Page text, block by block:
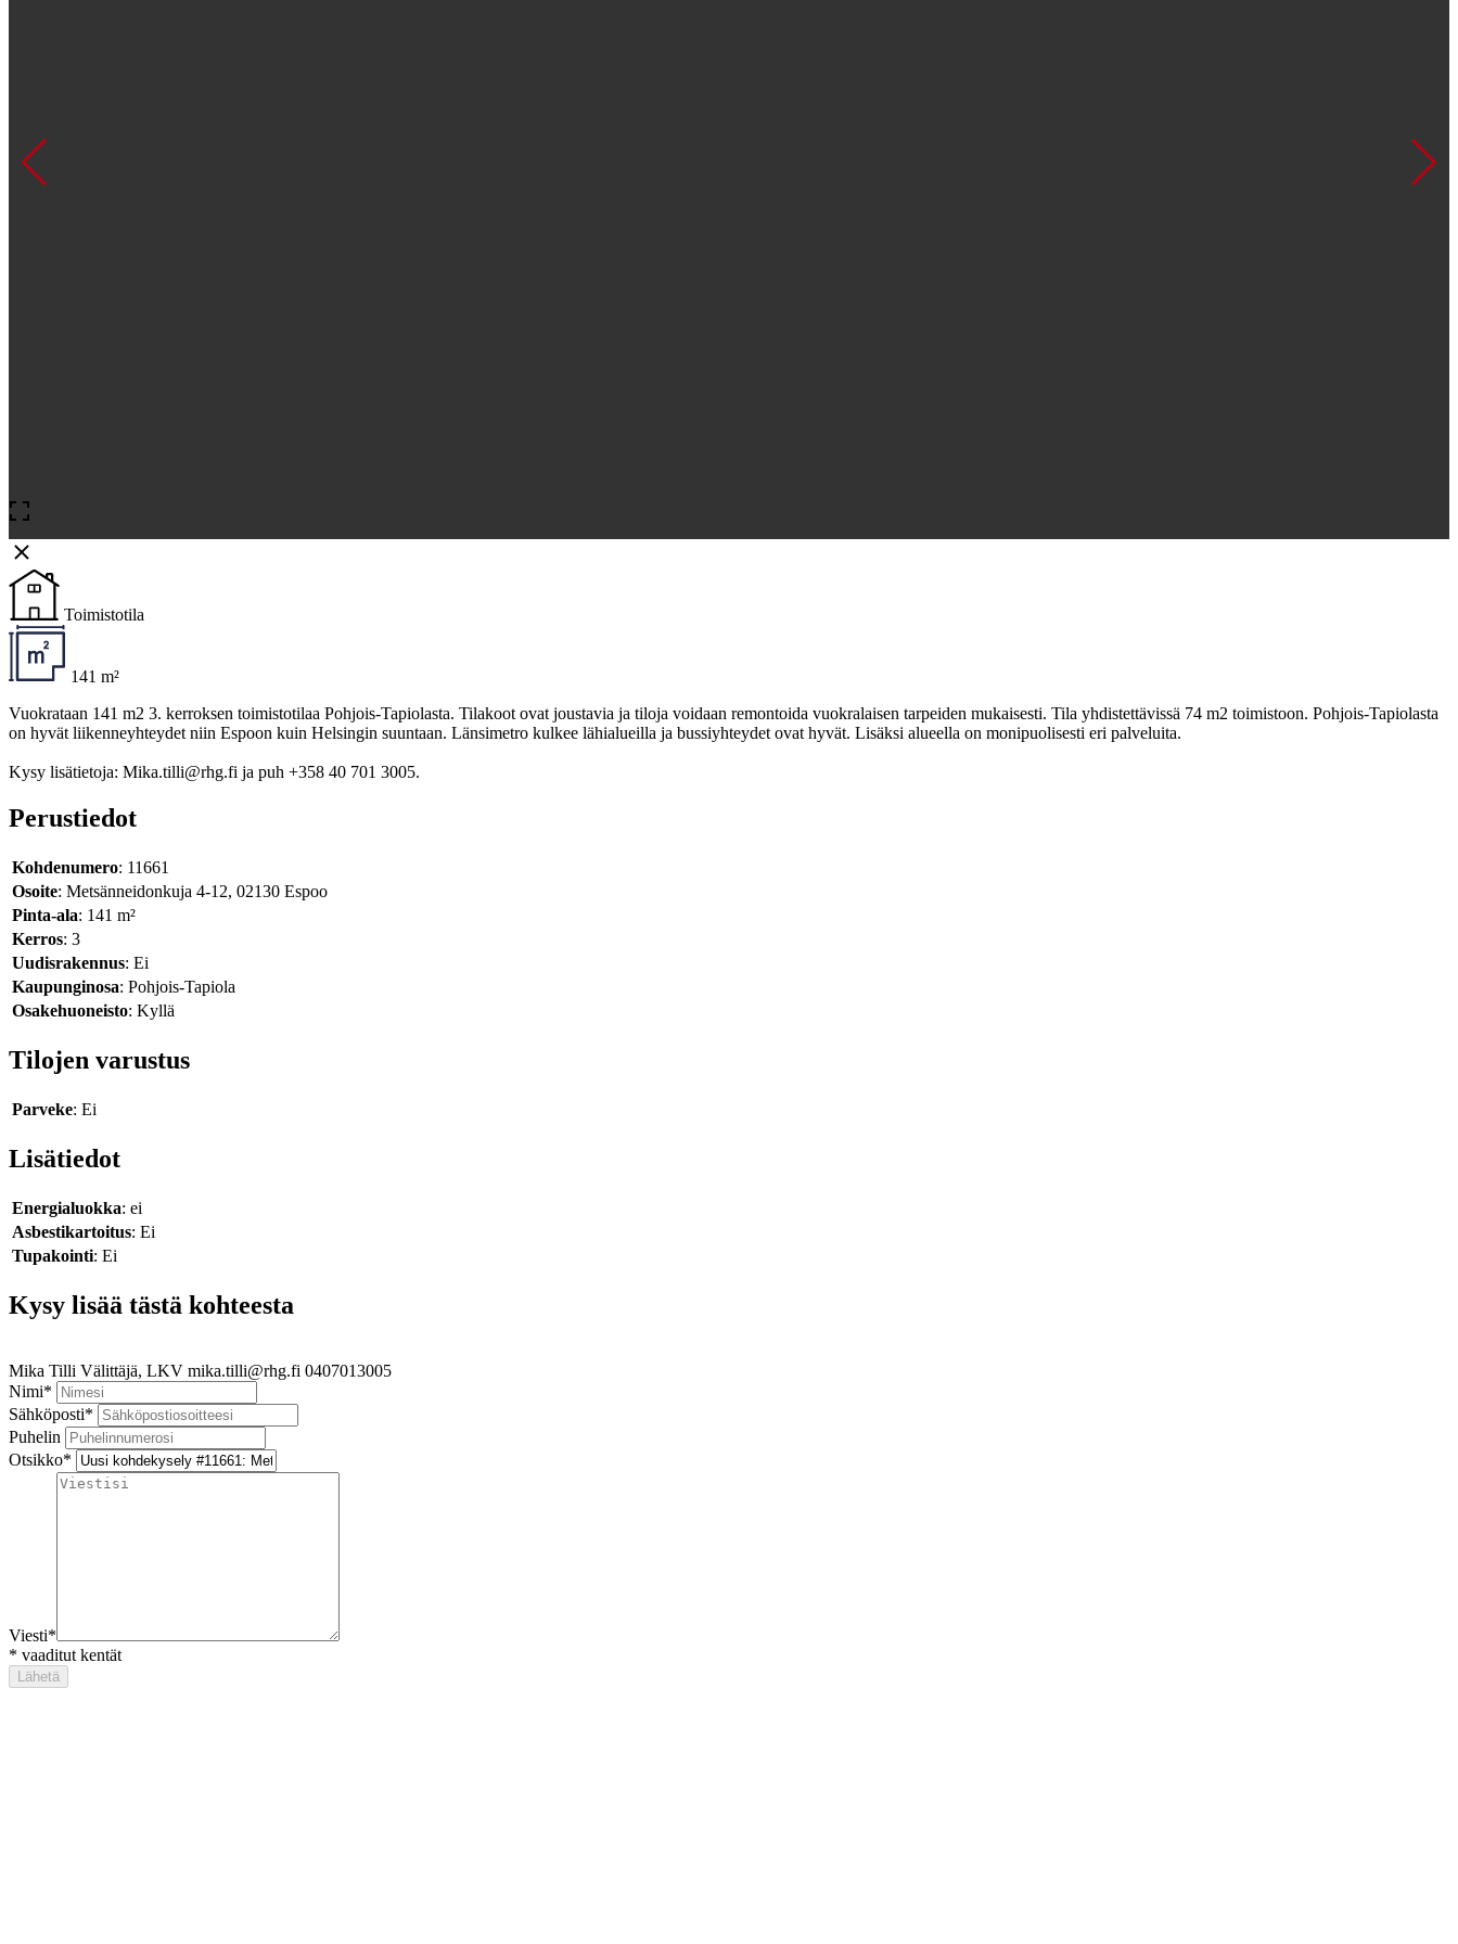
Toimistotila
141 m²
Vuokrataan 141 m2 3. kerroksen toimistotilaa Pohjois-Tapiolasta. Tilakoot ovat joustavia ja tiloja voidaan remontoida vuokralaisen tarpeiden mukaisesti. Tila yhdistettävissä 74 m2 toimistoon. Pohjois-Tapiolasta
on hyvät liikenneyhteydet niin Espoon kuin Helsingin suuntaan. Länsimetro kulkee lähialueilla ja bussiyhteydet ovat hyvät. Lisäksi alueella on monipuolisesti eri palveluita.
Kysy lisätietoja: Mika.tilli@rhg.fi ja puh +358 40 701 3005.
Perustiedot
Kohdenumero: 11661
Osoite: Metsänneidonkuja 4-12, 02130 Espoo
Pinta-ala: 141 m²
Kerros: 3
Uudisrakennus: Ei
Kaupunginosa: Pohjois-Tapiola
Osakehuoneisto: Kyllä
Tilojen varustus
Parveke: Ei
Lisätiedot
Energialuokka: ei
Asbestikartoitus: Ei
Tupakointi: Ei
Kysy lisää tästä kohteesta
Mika Tilli Välittäjä, LKV mika.tilli@rhg.fi 0407013005
Nimi*
Sähköposti*
Puhelin
Otsikko*
Viesti*
* vaaditut kentät